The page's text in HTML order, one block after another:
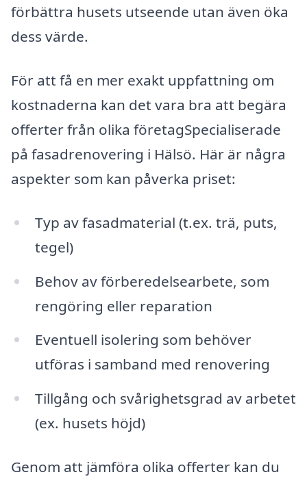
förbättra husets utseende utan även öka
dess värde.
För att få en mer exakt uppfattning om
kostnaderna kan det vara bra att begära
offerter från olika företagSpecialiserade
på fasadrenovering i Hälsö. Här är några
aspekter som kan påverka priset:
Typ av fasadmaterial (t.ex. trä, puts,
tegel)
Behov av förberedelsearbete, som
rengöring eller reparation
Eventuell isolering som behöver
utföras i samband med renovering
Tillgång och svårighetsgrad av arbetet
(ex. husets höjd)
Genom att jämföra olika offerter kan du